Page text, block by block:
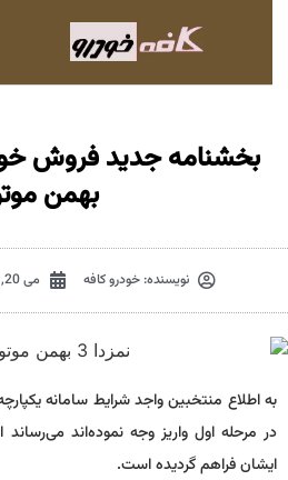
بهمن
نویسنده:خودرو کافه می 20, 2025
در مرحله اول واریز وجه نموده‌اند می‌رساند
ایشان فراهم گردیده است.